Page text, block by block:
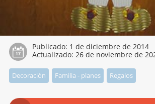
Publicado: 1 de diciembre de 2014
Actualizado: 26 de noviembre de
Decoración Familia - planes Regalos